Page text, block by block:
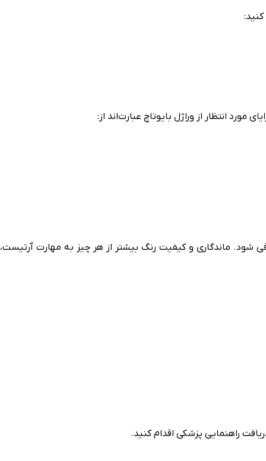
انتظار از وراژل بایوتاچ عبارت‌اند از:
شود. ماندگاری و کیفیت رنگ بیشتر از هر چیز به مهارت آرتیست،
راهنمایی پزشکی اقدام کنید.